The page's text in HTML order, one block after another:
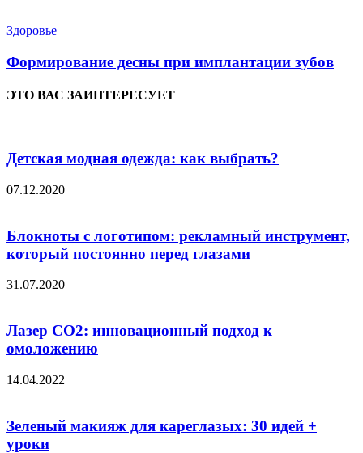
Здоровье
Формирование десны при имплантации зубов
ЭТО ВАС ЗАИНТЕРЕСУЕТ
Детская модная одежда: как выбрать?
07.12.2020
Блокноты с логотипом: рекламный инструмент,
который постоянно перед глазами
31.07.2020
Лазер CO2: инновационный подход к
омоложению
14.04.2022
Зеленый макияж для кареглазых: 30 идей +
уроки